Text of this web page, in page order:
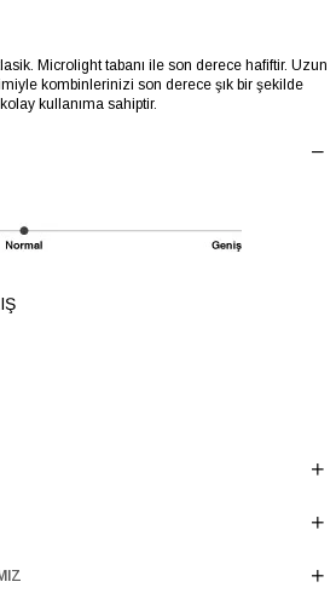
Microlight tabanı ile son derece hafiftir. Uzun
kombinlerinizi son derece şık bir şekilde
kullanıma sahiptir.